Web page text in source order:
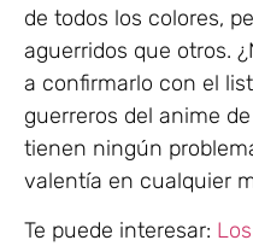
de todos los colores,
aguerridos que otros.
a confirmarlo con el
guerreros del anime
tienen ningún
valentía en cualquier
Te puede interesar: